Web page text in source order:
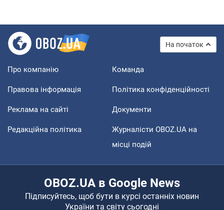
На початок
Про компанію Команда
Правова інформація Політика конфіденційності
Реклама на сайті Документи
Редакційна політика
Журналісти OBOZ.UA на
місці подій
OBOZ.UA в Google News
Підписуйтесь, щоб бути в курсі останніх новин
України та світу сьогодні